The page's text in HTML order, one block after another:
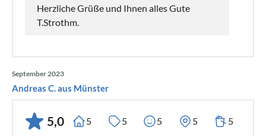
Herzliche Grüße und Ihnen alles Gute
T.Strothm.
September 2023
Andreas C. aus Münster
5,0 5 5 5 5 5